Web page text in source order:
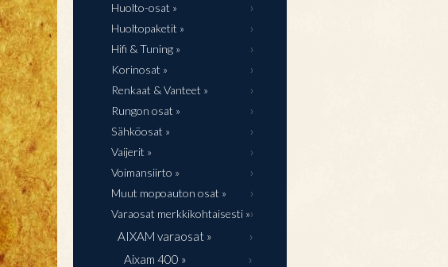
Huolto-osat »
Huoltopaketit »
Hifi & Tuning »
Korinosat »
Renkaat & Vanteet »
Rungon osat »
Sähköosat »
Vaijerit »
Voimansiirto »
Muut mopoauton osat »
Varaosat merkkikohtaisesti »
AIXAM varaosat »
Aixam 400 »